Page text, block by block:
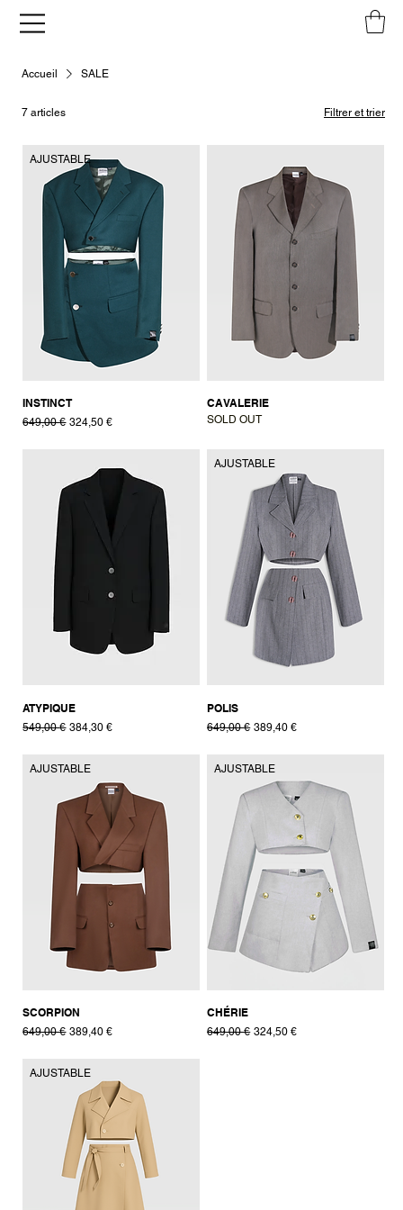
Accueil SALE
7 articles Filtrer et trier
AJUSTABLE
INSTINCT
Prix original
649,00 € Prix promotionnel
324,50 €
CAVALERIE
SOLD OUT
ATYPIQUE
Prix original
549,00 € Prix promotionnel
384,30 €
AJUSTABLE
POLIS
Prix original
649,00 € Prix promotionnel
389,40 €
AJUSTABLE
SCORPION
Prix original
649,00 € Prix promotionnel
389,40 €
AJUSTABLE
CHÉRIE
Prix original
649,00 € Prix promotionnel
324,50 €
AJUSTABLE